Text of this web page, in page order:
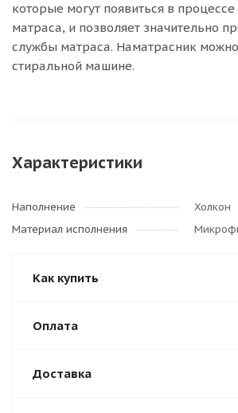
которые могут появиться в
матраса, и позволяет значительно
службы матраса. Наматрасник можно
стиральной машине.
Характеристики
Наполнение
Холкон
Материал исполнения
Как купить
Оплата
Доставка